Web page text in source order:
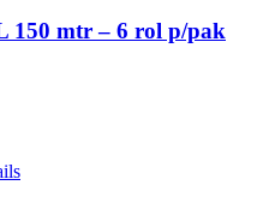
150 mtr – 6 rol p/pak